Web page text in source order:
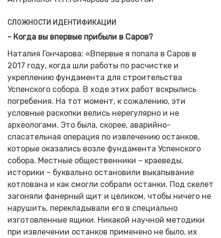
СЛОЖНОСТИ ИДЕНТИФИКАЦИИ
- Когда вы впервые прибыли в Саров?
Наталия Гончарова: «Впервые я попала в Саров в
2017 году, когда шли работы по расчистке и
укреплению фундамента для строительства
Успенского собора. В ходе этих работ вскрылись
погребения. На тот момент, к сожалению, эти
условные раскопки велись нерегулярно и не
археологами. Это была, скорее, аварийно-
спасательная операция по извлечению останков,
которые оказались возле фундамента Успенского
собора. Местные общественники – краеведы,
историки – буквально остановили выкапывание
котлована и как смогли собрали останки. Под скелет
загоняли фанерный щит и целиком, чтобы ничего не
нарушить, перекладывали его в специально
изготовленные ящики. Никакой научной методики
при извлечении останков применено не было, их